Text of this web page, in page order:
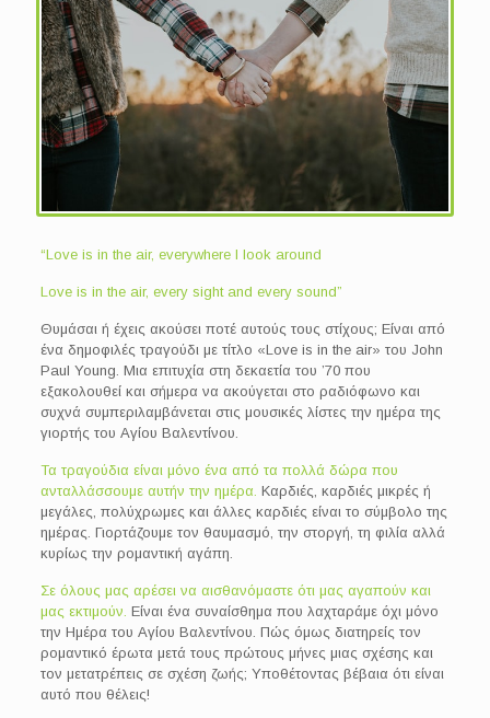
“Love is in the air, everywhere I look around
Love is in the air, every sight and every sound”
Θυμάσαι ή έχεις ακούσει ποτέ αυτούς τους στίχους; Είναι από
ένα δημοφιλές τραγούδι με τίτλο «Love is in the air» του John
Paul Young. Μια επιτυχία στη δεκαετία του ’70 που
εξακολουθεί και σήμερα να ακούγεται στο ραδιόφωνο και
συχνά συμπεριλαμβάνεται στις μουσικές λίστες την ημέρα της
γιορτής του Αγίου Βαλεντίνου.
Τα τραγούδια είναι μόνο ένα από τα πολλά δώρα που
ανταλλάσσουμε αυτήν την ημέρα. Καρδιές, καρδιές μικρές ή
μεγάλες, πολύχρωμες και άλλες καρδιές είναι το σύμβολο της
ημέρας. Γιορτάζουμε τον θαυμασμό, την στοργή, τη φιλία αλλά
κυρίως την ρομαντική αγάπη.
Σε όλους μας αρέσει να αισθανόμαστε ότι μας αγαπούν και
μας εκτιμούν. Είναι ένα συναίσθημα που λαχταράμε όχι μόνο
την Ημέρα του Αγίου Βαλεντίνου. Πώς όμως διατηρείς τον
ρομαντικό έρωτα μετά τους πρώτους μήνες μιας σχέσης και
τον μετατρέπεις σε σχέση ζωής; Υποθέτοντας βέβαια ότι είναι
αυτό που θέλεις!